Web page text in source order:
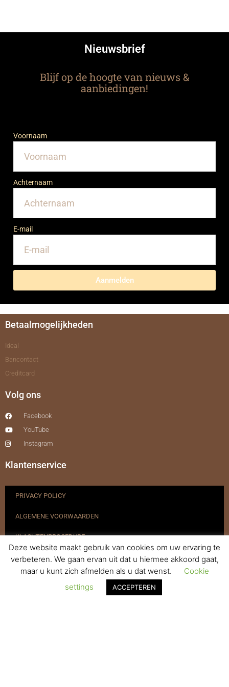
Nieuwsbrief
Blijf op de hoogte van nieuws &
aanbiedingen!
Voornaam
Achternaam
E-mail
Aanmelden
Betaalmogelijkheden
Ideal
Bancontact
Creditcard
Volg ons
Facebook
YouTube
Instagram
Klantenservice
PRIVACY POLICY
ALGEMENE VOORWAARDEN
KLACHTENPROCEDURE
VERZENDEN & RETOURNEREN
Deze website maakt gebruik van cookies om uw ervaring te
verbeteren. We gaan ervan uit dat u hiermee akkoord gaat,
maar u kunt zich afmelden als u dat wenst.
Cookie
settings
ACCEPTEREN